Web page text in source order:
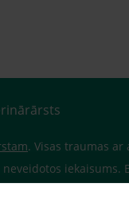
. Visas traumas
mutē).